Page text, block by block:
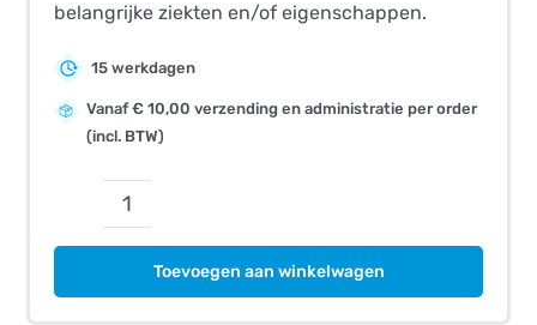
belangrijke ziekten en/of eigenschappen.
15 werkdagen
Vanaf € 10,00 verzending en administratie per order
(incl. BTW)
CombiBreed
Vizsla
Draadhaar
Toevoegen aan winkelwagen